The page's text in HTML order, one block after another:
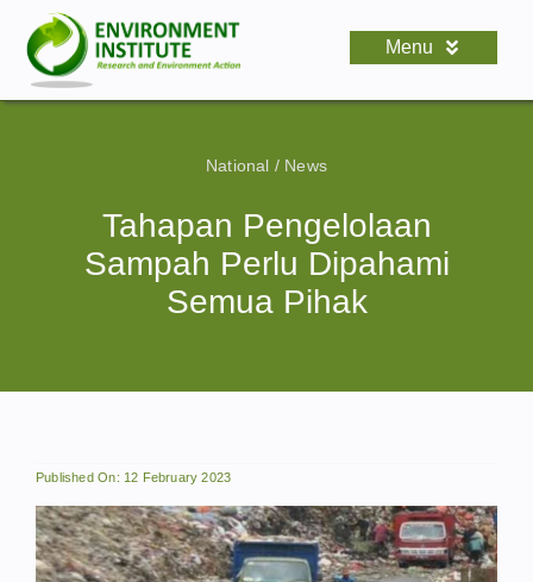
content
Menu
National / News
Tahapan Pengelolaan
Sampah Perlu Dipahami
Semua Pihak
Published On: 12 February 2023